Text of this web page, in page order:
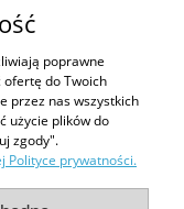
poprawne
ofertę do Twoich
przez nas wszystkich
użycie plików do
zgody".
Polityce prywatności.